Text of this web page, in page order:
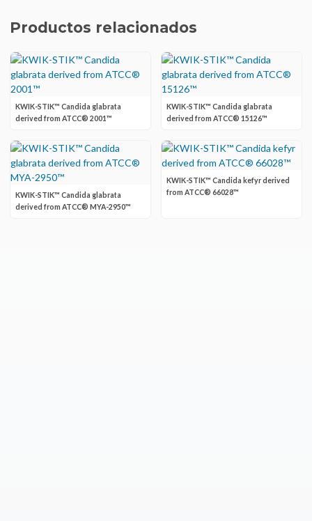
Productos relacionados
KWIK-STIK™ Candida glabrata
derived from ATCC® 2001™
KWIK-STIK™ Candida glabrata
derived from ATCC® 15126™
KWIK-STIK™ Candida glabrata
derived from ATCC® MYA-2950™
KWIK-STIK™ Candida kefyr derived
from ATCC® 66028™